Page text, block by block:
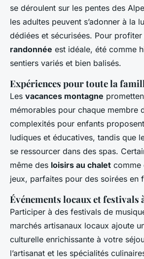
se déroulent sur les pentes des
les adultes peuvent s’adonner à la
dédiées et sécurisées. Pour
randonnée est idéale, été comme
sentiers variés et bien balisés.
Expériences pour toute la
Les vacances montagne
mémorables pour chaque membre
complexités pour enfants
ludiques et éducatives, tandis que
se ressourcer dans des spas.
même des loisirs au chalet comme
jeux, parfaites pour des soirées en
Événements locaux et
Participer à des festivals de
marchés artisanaux locaux ajoute
culturelle enrichissante à votre
l’artisanat et les spécialités